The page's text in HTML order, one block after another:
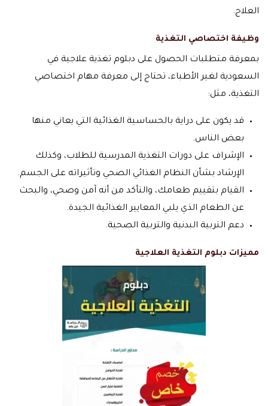
العلاج.
وظيفة اختصاصي التغذية
بمعرفة متطلبات الحصول على دبلوم تغذية علاجية في
السعودية لغير الأطباء، تحتاج إلى معرفة مهام اختصاصي
التغذية، مثل:
قد يكون على دراية بالحساسية الغذائية التي يعاني منها
بعض الناس.
الإشراف على دورات التغذية المدرسية للطلاب، وكذلك
الإرشاد بشأن النظام الغذائي الصحي وتأثيراته على الجسم.
القيام بتقييم طعامك، والتأكد من أنه آمن وصحي، والبحث
عن الطعام الذي يلبي المعايير الغذائية الجيدة.
دعم التربية البدنية والتربية الصحية.
مميزات دبلوم التغذية العلاجية